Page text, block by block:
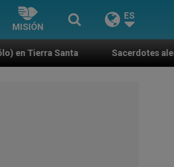
MISIÓN
ES
Sacerdotes alemanes fieles al Papa